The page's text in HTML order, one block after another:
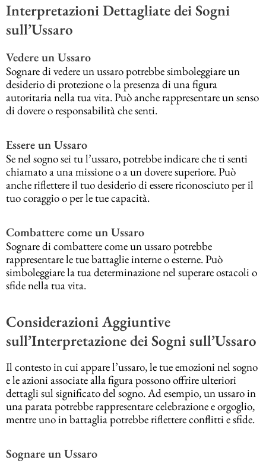
Interpretazioni Dettagliate dei Sogni
sull’Ussaro
Vedere un Ussaro
Sognare di vedere un ussaro potrebbe simboleggiare un
desiderio di protezione o la presenza di una figura
autoritaria nella tua vita. Può anche rappresentare un senso
di dovere o responsabilità che senti.
Essere un Ussaro
Se nel sogno sei tu l’ussaro, potrebbe indicare che ti senti
chiamato a una missione o a un dovere superiore. Può
anche riflettere il tuo desiderio di essere riconosciuto per il
tuo coraggio o per le tue capacità.
Combattere come un Ussaro
Sognare di combattere come un ussaro potrebbe
rappresentare le tue battaglie interne o esterne. Può
simboleggiare la tua determinazione nel superare ostacoli o
sfide nella tua vita.
Considerazioni Aggiuntive
sull’Interpretazione dei Sogni sull’Ussaro
Il contesto in cui appare l’ussaro, le tue emozioni nel sogno
e le azioni associate alla figura possono offrire ulteriori
dettagli sul significato del sogno. Ad esempio, un ussaro in
una parata potrebbe rappresentare celebrazione e orgoglio,
mentre uno in battaglia potrebbe riflettere conflitti e sfide.
Sognare un Ussaro